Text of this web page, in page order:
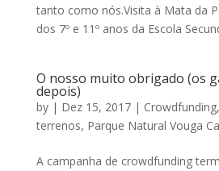
tanto como nós.Visita à Mata da
dos 7º e 11º anos da Escola
O nosso muito obrigado (os
depois)
by | Dez 15, 2017| Crowdfunding,
terrenos, Parque Natural Vouga
A campanha de crowdfunding